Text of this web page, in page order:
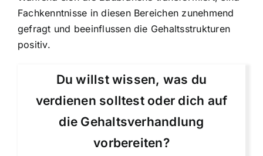
Fachkenntnisse in diesen Bereichen zunehmend
gefragt und beeinflussen die Gehaltsstrukturen
positiv.
Du willst wissen, was du
verdienen solltest oder dich auf
die Gehaltsverhandlung
vorbereiten?